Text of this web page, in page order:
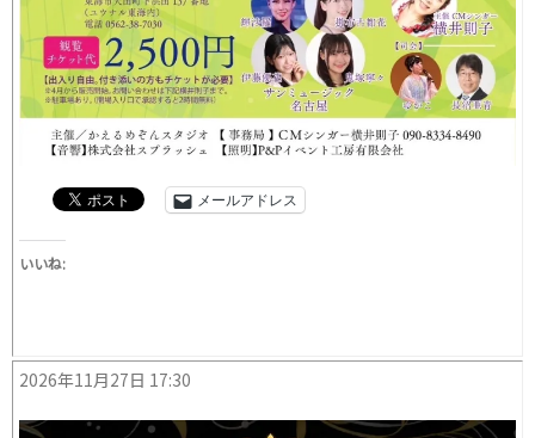
メールアドレス
いいね:
2026年11月27日 17:30